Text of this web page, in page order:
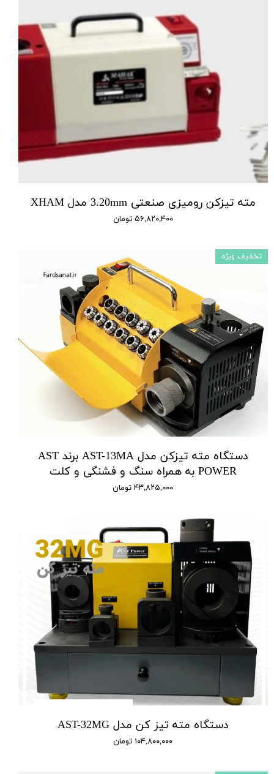
مته تیزکن رومیزی صنعتی 3.20mm مدل XHAM
۵۶,۸۲۰,۴۰۰ تومان
دستگاه مته تیزکن مدل AST-13MA برند AST
POWER به همراه سنگ و فشنگی و کلت
۴۳,۸۲۵,۰۰۰ تومان
تخفیف ویژه
دستگاه مته تیز کن مدل AST-32MG
۱۰۴,۸۰۰,۰۰۰ تومان